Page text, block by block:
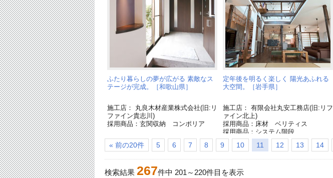
ふたり暮らしの夢が広がる 素敵なス
テージが完成。［和歌山県］
施工店： 丸良木材産業株式会社(旧:リ
ファイン貴志川)
採用商品：玄関収納 コンポリア
定年後を明るく楽しく 陽光あふれる
大空間。［岩手県］
施工店： 有限会社丸安工務店(旧:リフ
ァイン北上)
採用商品：床材 ベリティス
採用商品：システム階段
« 前の20件 5 6 7 8 9 10 11 12 13 14
検索結果 267件中 201 ～ 220件目を表示